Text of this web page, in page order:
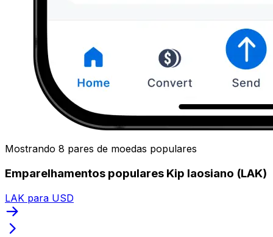
Mostrando 8 pares de moedas populares
Emparelhamentos populares Kip laosiano (LAK)
LAK para USD